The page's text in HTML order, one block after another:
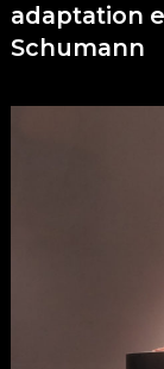
adaptation
Schumann